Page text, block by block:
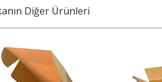
Diğer Ürünleri